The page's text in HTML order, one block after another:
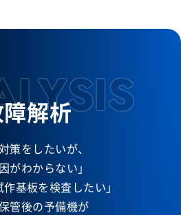
解析
策をしたいが、
がわからない」
作基板を検査したい」
管後の予備機が